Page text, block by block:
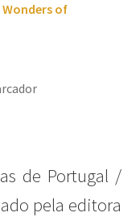
Wonders of
de Portugal /
pela editora